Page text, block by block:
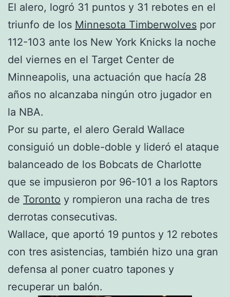
El alero, logró 31 puntos y 31 rebotes en el
triunfo de los Minnesota Timberwolves por
112-103 ante los New York Knicks la noche
del viernes en el Target Center de
Minneapolis, una actuación que hacía 28
años no alcanzaba ningún otro jugador en
la NBA.
Por su parte, el alero Gerald Wallace
consiguió un doble-doble y lideró el ataque
balanceado de los Bobcats de Charlotte
que se impusieron por 96-101 a los Raptors
de Toronto y rompieron una racha de tres
derrotas consecutivas.
Wallace, que aportó 19 puntos y 12 rebotes
con tres asistencias, también hizo una gran
defensa al poner cuatro tapones y
recuperar un balón.